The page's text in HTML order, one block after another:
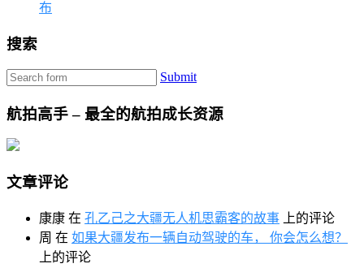
布
搜索
Submit
航拍高手 – 最全的航拍成长资源
文章评论
康康 在 孔乙己之大疆无人机思霸客的故事 上的评论
周 在 如果大疆发布一辆自动驾驶的车， 你会怎么想？
上的评论